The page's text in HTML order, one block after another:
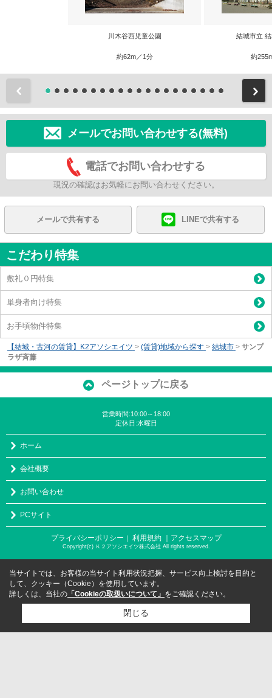
川木谷西児童公園
約62m／1分
結城市立
約
メールでお問い合わせする(無料)
電話でお問い合わせする
現況の確認はお気軽にお問い合わせください。
メールで共有する LINEで共有する
こだわり特集
敷礼０円特集
単身者向け特集
お手頃物件特集
【結城・古河の賃貸】K2アソシエイツ > (賃貸)地域から探す > 結城市 > サンプ
ラザ斉藤
ページトップに戻る
営業時間:10:00～18:00
定休日:水曜日
ホーム
会社概要
お問い合わせ
PCサイト
プライバシーポリシー 利用規約 ｜アクセスマップ
Copyright(c) Ｋ２アソシエイツ株式会社 All rights reserved.
当サイトでは、お客様の当サイト利用状況把握、サービス向上検討を目的と
して、クッキー（Cookie）を使用しています。
詳しくは、当社の 「Cookieの取扱いについて」 をご確認ください。
閉じる